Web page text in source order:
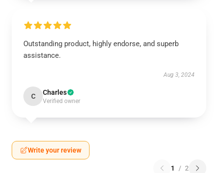
Outstanding product, highly endorse, and superb
assistance.
Aug 3, 2024
C Charles
Verified owner
Write your review
1 / 2